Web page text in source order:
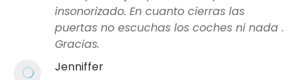
insonorizado. En cuanto cierras las
puertas no escuchas los coches ni nada .
Gracias.
Jenniffer